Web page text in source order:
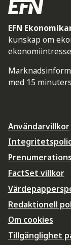
EFN
kunskap om
med 15
Användarvillkor
FactSet villkor
Redaktionell
Om cookies
Tillgänglighet